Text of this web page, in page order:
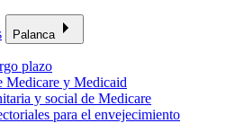
Palanca
plazo
Medicare y Medicaid
y social de Medicare
para el envejecimiento